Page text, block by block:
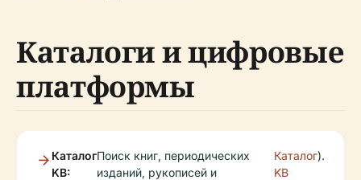
Каталоги и цифровые
платформы
Каталог
KB:
Поиск книг, периодических
изданий, рукописей и
Каталог
KB
).